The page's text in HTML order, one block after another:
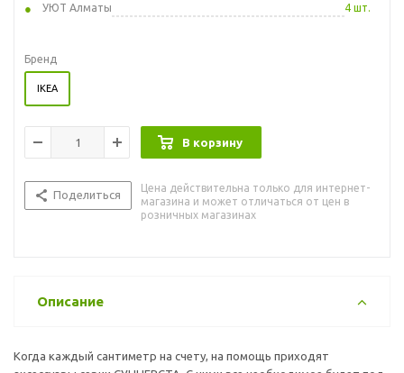
УЮТ Алматы
4 шт.
Бренд
IKEA
В корзину
Поделиться
Цена действительна только для интернет-
магазина и может отличаться от цен в
розничных магазинах
Описание
Когда каждый сантиметр на счету, на помощь приходят